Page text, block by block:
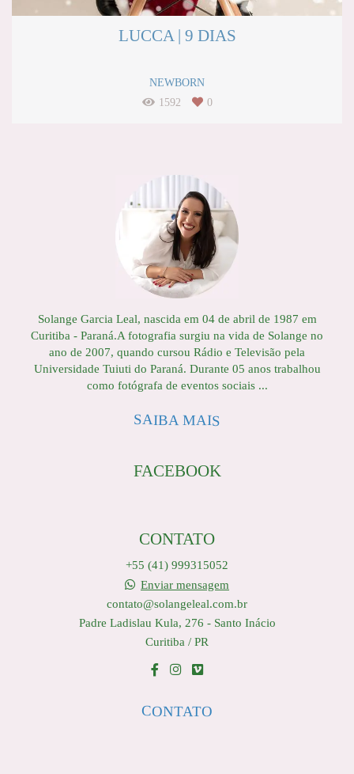
LUCCA | 9 DIAS
NEWBORN
1592
0
Solange Garcia Leal, nascida em 04 de abril de 1987 em
Curitiba - Paraná.A fotografia surgiu na vida de Solange no
ano de 2007, quando cursou Rádio e Televisão pela
Universidade Tuiuti do Paraná. Durante 05 anos trabalhou
como fotógrafa de eventos sociais ...
SAIBA MAIS
FACEBOOK
CONTATO
+55 (41) 999315052
Enviar mensagem
contato@solangeleal.com.br
Padre Ladislau Kula, 276 - Santo Inácio
Curitiba / PR
CONTATO